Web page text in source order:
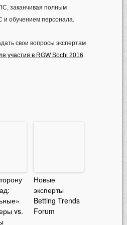
заканчивая полным
обучением персонала.
свои вопросы экспертам
участия в RGW Sochi 2016.
vs.
Новые
эксперты
Betting Trends
Forum